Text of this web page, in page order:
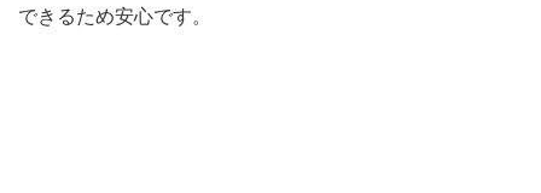
できるため安心です。